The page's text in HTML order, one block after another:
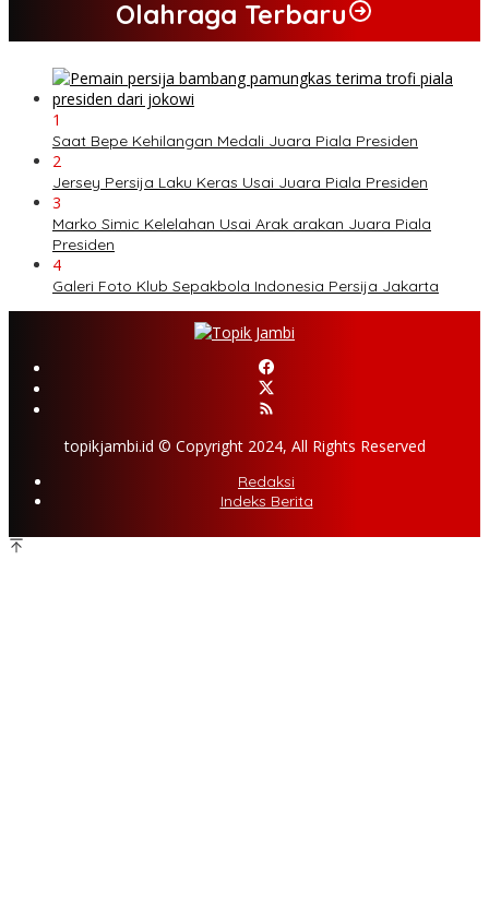
Olahraga Terbaru
1
Saat Bepe Kehilangan Medali Juara Piala Presiden
2
Jersey Persija Laku Keras Usai Juara Piala Presiden
3
Marko Simic Kelelahan Usai Arak arakan Juara Piala
Presiden
4
Galeri Foto Klub Sepakbola Indonesia Persija Jakarta
topikjambi.id © Copyright 2024, All Rights Reserved
Redaksi
Indeks Berita